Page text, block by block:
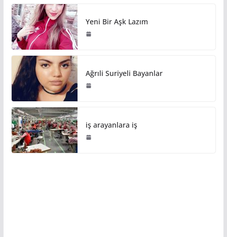
Yeni Bir Aşk Lazım
Ağrıli Suriyeli Bayanlar
iş arayanlara iş